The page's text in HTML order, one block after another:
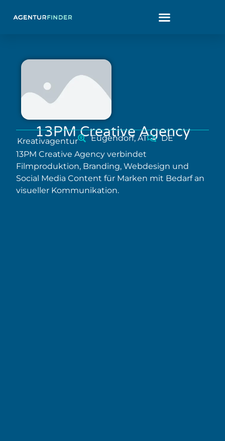
13PM Creative Agency
Kreativagentur Eugendorf, AT
DE
13PM Creative Agency verbindet
Filmproduktion, Branding, Webdesign und
Social Media Content für Marken mit Bedarf an
visueller Kommunikation.